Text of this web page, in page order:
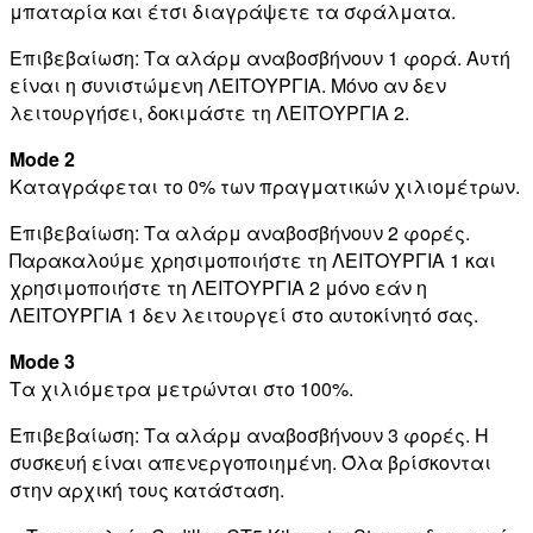
μπαταρία και έτσι διαγράψετε τα σφάλματα.
Επιβεβαίωση: Τα αλάρμ αναβοσβήνουν 1 φορά. Αυτή
είναι η συνιστώμενη ΛΕΙΤΟΥΡΓΙΑ. Μόνο αν δεν
λειτουργήσει, δοκιμάστε τη ΛΕΙΤΟΥΡΓΙΑ 2.
Mode 2
Καταγράφεται το 0% των πραγματικών χιλιομέτρων.
Επιβεβαίωση: Τα αλάρμ αναβοσβήνουν 2 φορές.
Παρακαλούμε χρησιμοποιήστε τη ΛΕΙΤΟΥΡΓΙΑ 1 και
χρησιμοποιήστε τη ΛΕΙΤΟΥΡΓΙΑ 2 μόνο εάν η
ΛΕΙΤΟΥΡΓΙΑ 1 δεν λειτουργεί στο αυτοκίνητό σας.
Mode 3
Τα χιλιόμετρα μετρώνται στο 100%.
Επιβεβαίωση: Τα αλάρμ αναβοσβήνουν 3 φορές. Η
συσκευή είναι απενεργοποιημένη. Όλα βρίσκονται
στην αρχική τους κατάσταση.